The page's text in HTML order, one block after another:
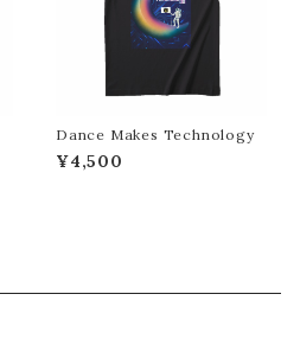
Dance Makes Technology
¥4,500